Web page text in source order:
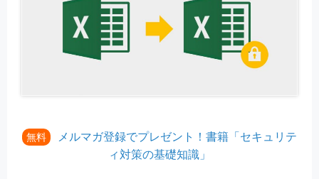
無料
メルマガ登録でプレゼント！書籍「セキュリテ
ィ対策の基礎知識」